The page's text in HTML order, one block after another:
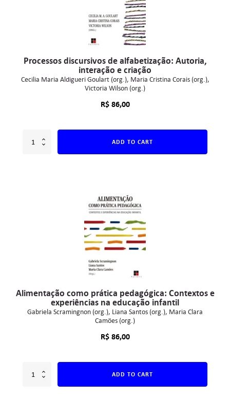
Processos discursivos de alfabetização: Autoria,
interação e criação
Cecilia Maria Aldigueri Goulart (org.) Maria Cristina Corais (org.)
Victoria Wilson (org.)
R$86,00
ADD TO CART
Alimentação como prática pedagógica: Contextos e
experiências na educação infantil
Gabriela Scramingnon (org.) Liana Santos (org.) Maria Clara
Camões (org.)
R$86,00
ADD TO CART